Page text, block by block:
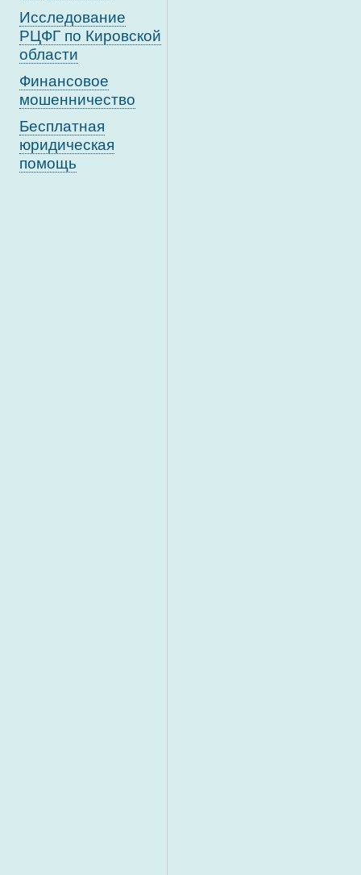
Исследование
РЦФГ по Кировской
области
Финансовое
мошенничество
Бесплатная
юридическая
помощь